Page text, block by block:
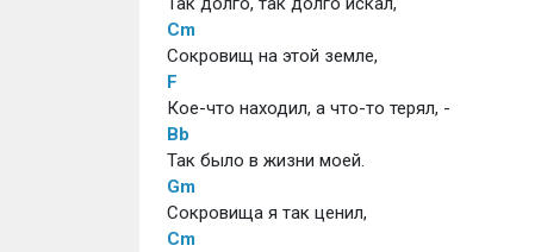
Cm
Сокровищ на этой земле,
F
Кое-что находил, а что-то терял, -
Bb
Так было в жизни моей.
Gm
Сокровища я так ценил,
Cm